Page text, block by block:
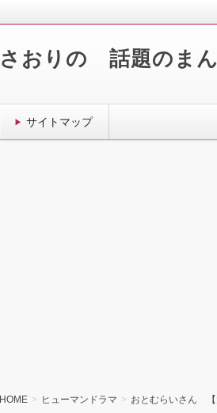
さおりの 話題のま
サイトマップ
HOME ヒューマンドラマ おとむらいさん